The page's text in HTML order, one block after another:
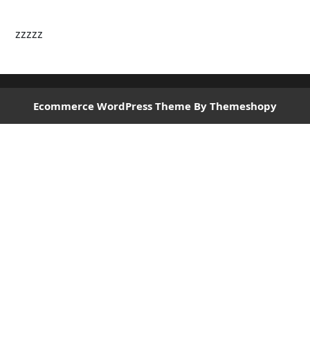
zzzzz
Ecommerce WordPress Theme By Themeshopy